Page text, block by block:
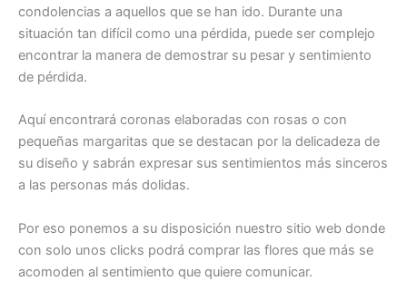
condolencias a aquellos que se han ido. Durante una
situación tan difícil como una pérdida, puede ser complejo
encontrar la manera de demostrar su pesar y sentimiento
de pérdida.
Aquí encontrará coronas elaboradas con rosas o con
pequeñas margaritas que se destacan por la delicadeza de
su diseño y sabrán expresar sus sentimientos más sinceros
a las personas más dolidas.
Por eso ponemos a su disposición nuestro sitio web donde
con solo unos clicks podrá comprar las flores que más se
acomoden al sentimiento que quiere comunicar.